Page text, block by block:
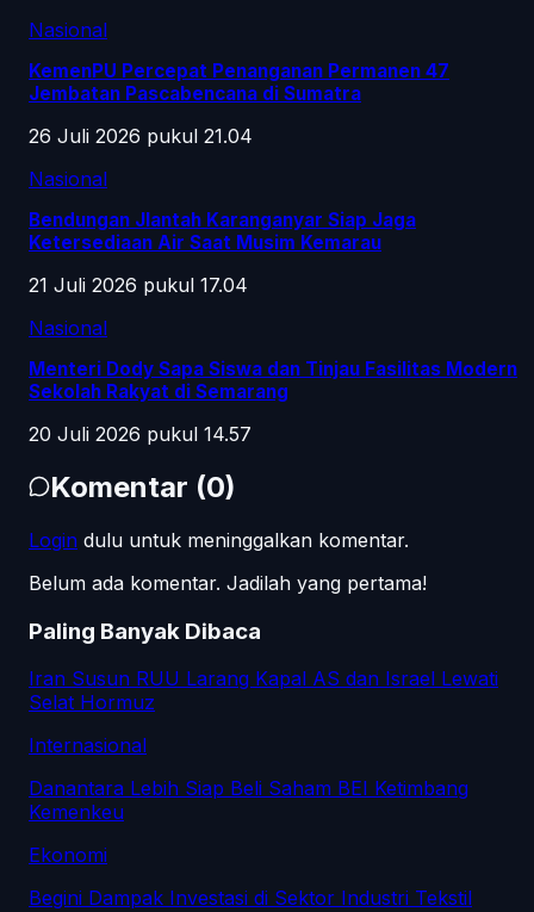
Nasional
KemenPU Percepat Penanganan Permanen 47
Jembatan Pascabencana di Sumatra
26 Juli 2026 pukul 21.04
Nasional
Bendungan Jlantah Karanganyar Siap Jaga
Ketersediaan Air Saat Musim Kemarau
21 Juli 2026 pukul 17.04
Nasional
Menteri Dody Sapa Siswa dan Tinjau Fasilitas Modern
Sekolah Rakyat di Semarang
20 Juli 2026 pukul 14.57
Komentar (0)
Login dulu untuk meninggalkan komentar.
Belum ada komentar. Jadilah yang pertama!
Paling Banyak Dibaca
Iran Susun RUU Larang Kapal AS dan Israel Lewati
Selat Hormuz
Internasional
Danantara Lebih Siap Beli Saham BEI Ketimbang
Kemenkeu
Ekonomi
Begini Dampak Investasi di Sektor Industri Tekstil